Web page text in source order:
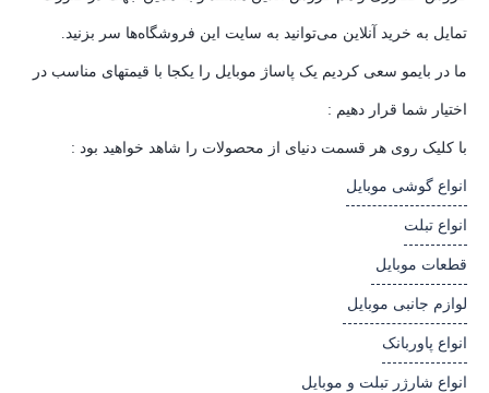
تمایل به خرید آنلاین می‌توانید به سایت این فروشگاه‌ها سر بزنید.
ما در بایمو سعی کردیم یک پاساژ موبایل را یکجا با قیمتهای مناسب در
اختیار شما قرار دهیم :
با کلیک روی هر قسمت دنیای از محصولات را شاهد خواهید بود :
انواع گوشی موبایل
انواع تبلت
قطعات موبایل
لوازم جانبی موبایل
انواع پاوربانک
انواع شارژر تبلت و موبایل